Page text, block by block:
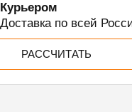
Курьером
Доставка по всей
РАССЧИТАТЬ